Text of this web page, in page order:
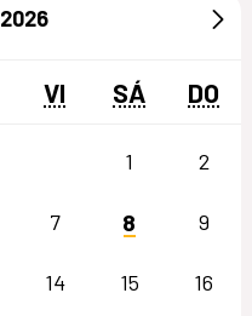
2026
VI SÁ DO
1 2
7 8 9
14 15 16